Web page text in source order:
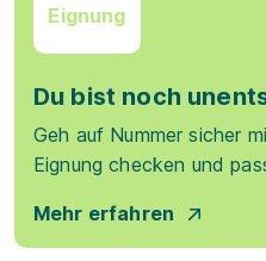
Eignung
Du bist noch
Geh auf Nummer sicher
Eignung checken und
Mehr erfahren